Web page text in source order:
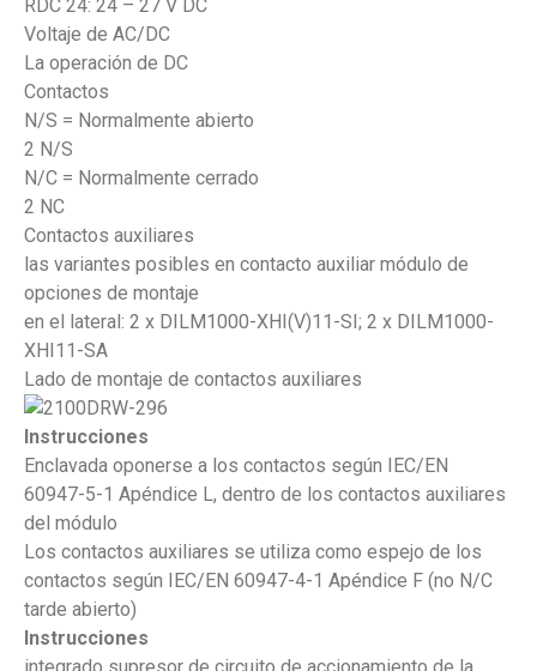
RDC 24: 24 – 27 V DC
Voltaje de AC/DC
La operación de DC
Contactos
N/S = Normalmente abierto
2 N/S
N/C = Normalmente cerrado
2 NC
Contactos auxiliares
las variantes posibles en contacto auxiliar módulo de
opciones de montaje
en el lateral: 2 x DILM1000-XHI(V)11-SI; 2 x DILM1000-
XHI11-SA
Lado de montaje de contactos auxiliares
Instrucciones
Enclavada oponerse a los contactos según IEC/EN
60947-5-1 Apéndice L, dentro de los contactos auxiliares
del módulo
Los contactos auxiliares se utiliza como espejo de los
contactos según IEC/EN 60947-4-1 Apéndice F (no N/C
tarde abierto)
Instrucciones